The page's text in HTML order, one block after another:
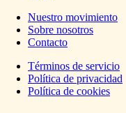
Nuestro movimiento
Sobre nosotros
Contacto
Términos de servicio
Política de privacidad
Política de cookies